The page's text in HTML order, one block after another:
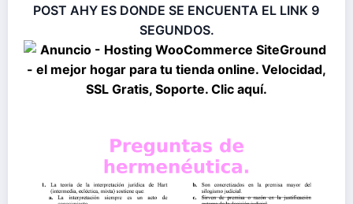
POST AHY ES DONDE SE ENCUENTA EL LINK 9
SEGUNDOS.